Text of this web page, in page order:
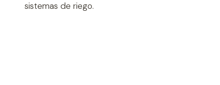
sistemas de riego.